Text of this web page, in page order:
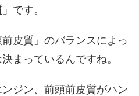
」です。
前皮質」のバランスによっ
まっているんですね。
ジン、前頭前皮質がハン